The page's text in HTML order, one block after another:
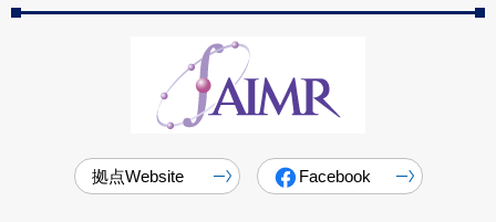
拠点Website Facebook